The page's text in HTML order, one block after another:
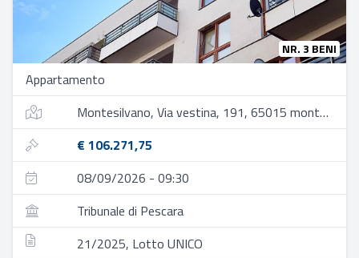
NR. 3 BENI
Appartamento
Montesilvano, Via vestina, 191, 65015 montesilvano pe, italia
€ 106.271,75
08/09/2026 - 09:30
Tribunale di Pescara
21/2025, Lotto UNICO